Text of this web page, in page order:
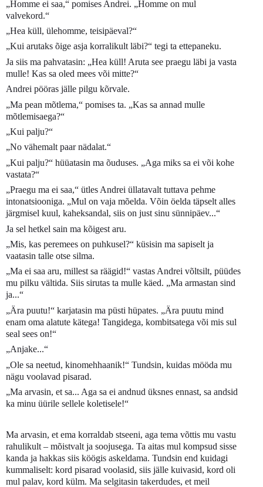
„Homme ei saa,“ pomises Andrei. „Homme on mul
valvekord.“
„Hea küll, ülehomme, teisipäeval?“
„Kui arutaks õige asja korralikult läbi?“ tegi ta ettepaneku.
Ja siis ma pahvatasin: „Hea küll! Aruta see praegu läbi ja vasta
mulle! Kas sa oled mees või mitte?“
Andrei pööras jälle pilgu kõrvale.
„Ma pean mõtlema,“ pomises ta. „Kas sa annad mulle
mõtlemisaega?“
„Kui palju?“
„No vähemalt paar nädalat.“
„Kui palju?“ hüüatasin ma õuduses. „Aga miks sa ei või kohe
vastata?“
„Praegu ma ei saa,“ ütles Andrei üllatavalt tuttava pehme
intonatsiooniga. „Mul on vaja mõelda. Võin öelda täpselt alles
järgmisel kuul, kaheksandal, siis on just sinu sünnipäev...“
Ja sel hetkel sain ma kõigest aru.
„Mis, kas peremees on puhkusel?“ küsisin ma sapiselt ja
vaatasin talle otse silma.
„Ma ei saa aru, millest sa räägid!“ vastas Andrei võltsilt, püüdes
mu pilku vältida. Siis sirutas ta mulle käed. „Ma armastan sind
ja...“
„Ära puutu!“ karjatasin ma püsti hüpates. „Ära puutu mind
enam oma alatute kätega! Tangidega, kombitsatega või mis sul
seal sees on!“
„Anjake...“
„Ole sa neetud, kinomehhaanik!“ Tundsin, kuidas mööda mu
nägu voolavad pisarad.
„Ma arvasin, et sa... Aga sa ei andnud üksnes ennast, sa andsid
ka minu üürile sellele koletisele!“
Ma arvasin, et ema korraldab stseeni, aga tema võttis mu vastu
rahulikult – mõistvalt ja soojusega. Ta aitas mul kompsud sisse
kanda ja hakkas siis köögis askeldama. Tundsin end kuidagi
kummaliselt: kord pisarad voolasid, siis jälle kuivasid, kord oli
mul palav, kord külm. Ma selgitasin takerdudes, et meil